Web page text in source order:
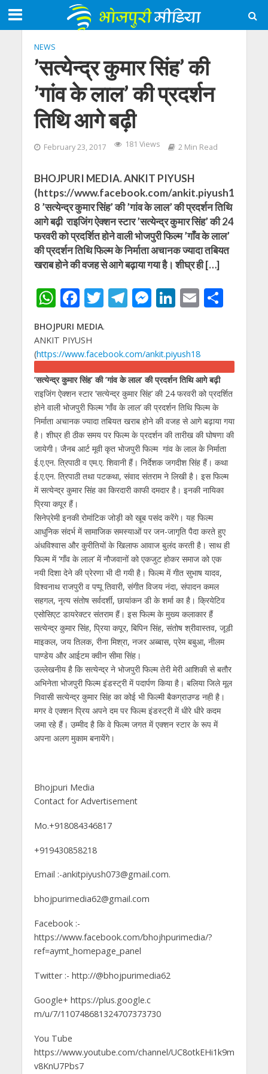
NEWS
’सत्येन्द्र कुमार सिंह’ की
’गांव के लाल’ की प्रदर्शन
तिथि आगे बढ़ी
February 23, 2017 181 Views 2 Min Read
BHOJPURI MEDIA. ANKIT PIYUSH
(https://www.facebook.com/ankit.piyush1
8 ’सत्येन्द्र कुमार सिंह’ की ’गांव के लाल’ की प्रदर्शन तिथि
आगे बढ़ी राइजिंग ऐक्शन स्टार ’सत्येन्द्र कुमार सिंह’ की 24
फरवरी को प्रदर्शित होने वाली भोजपुरी फिल्म ’गाँव के लाल’
की प्रदर्शन तिथि फिल्म के निर्माता अचानक ज्यादा तबियत
खराब होने की वजह से आगे बढ़ाया गया है। शीघ्र ही […]
W
h
at
s
A
p
p
F
ac
e
b
o
o
k
T
itt
er
T
gr
a
m
M
e
n
g
er
Li
e
dI
n
E
l
S
e
BHOJPURI MEDIA.
ANKIT PIYUSH
(https://www.facebook.com/ankit.piyush18
’सत्येन्द्र कुमार सिंह’ की ’गांव के लाल’ की प्रदर्शन तिथि आगे बढ़ी
राइजिंग ऐक्शन स्टार ’सत्येन्द्र कुमार सिंह’ की 24 फरवरी को प्रदर्शित
होने वाली भोजपुरी फिल्म ’गाँव के लाल’ की प्रदर्शन तिथि फिल्म के
निर्माता अचानक ज्यादा तबियत खराब होने की वजह से आगे बढ़ाया गया
है। शीघ्र ही ठीक समय पर फिल्म के प्रदर्शन की तारीख की घोषणा की
जायेगी। जैनब आर्ट मूवी कृत भोजपुरी फिल्म गांव के लाल के निर्माता
ई.ए.एन. त्रिपाठी व एम.ए. शिवानी हैं। निर्देशक जगदीश सिंह हैं। कथा
ई.ए.एन. त्रिपाठी तथा पटकथा, संवाद संतराम ने लिखी है। इस फिल्म
में सत्येन्द्र कुमार सिंह का किरदारी काफी दमदार है। इनकी नायिका
प्रिया कपूर हैं।
सिनेप्रेमी इनकी रोमांटिक जोड़ी को खूब पसंद करेंगे। यह फिल्म
आधुनिक संदर्भ में सामाजिक समस्याओं पर जन-जागृति पैदा करते हुए
अंधविश्वास और कुरीतियों के खिलाफ आवाज बुलंद करती है। साथ ही
फिल्म में ‘गाँव के लाल’ में नौजवानों को एकजुट होकर समाज को एक
नयी दिशा देने की प्रेरणा भी दी गयी है। फिल्म में गीत सुभाष यादव,
विश्वनाथ राजपुरी व पप्पू तिवारी, संगीत विजय नंदा, संपादन कमल
सहगल, नृत्य संतोष सर्वदर्शी, छायांकन डी के शर्मा का है। क्रियेटिव
एसोसिएट डायरेक्टर संतराम हैं। इस फिल्म के मुख्य कलाकार हैं
सत्येन्द्र कुमार सिंह, प्रिया कपूर, बिपिन सिंह, संतोष श्रीवास्तव, जूडी
माइकल, जय तिलक, रीना मिश्रा, नजर अब्बास, प्रेम बबुआ, नीलम
पाण्डेय और आईटम क्वीन सीमा सिंह।
उल्लेखनीय है कि सत्येन्द्र ने भोजपुरी फिल्म तेरी मेरी आशिकी से बतौर
अभिनेता भोजपुरी फिल्म इंडस्ट्री में पदार्पण किया है। बलिया जिले मूल
निवासी सत्येन्द्र कुमार सिंह का कोई भी फिल्मी बैकग्राउण्ड नही है।
मगर वे एक्शन प्रिय अपने दम पर फिल्म इंडस्ट्री में धीरे धीरे कदम
जमा रहे हैं। उम्मीद है कि वे फिल्म जगत में एक्शन स्टार के रूप में
अपना अलग मुकाम बनायेंगे।
Bhojpuri Media
Contact for Advertisement
Mo.+918084346817
+919430858218
Email :-ankitpiyush073@gmail.com.
bhojpurimedia62@gmail.com
Facebook :-
https://www.facebook.com/bhojhpurimedia/?
ref=aymt_homepage_panel
Twitter :- http://@bhojpurimedia62
Google+ https://plus.google.c
m/u/7/110748681324707373730
You Tube
https://www.youtube.com/channel/UC8otkEHi1k9m
v8KnU7Pbs7